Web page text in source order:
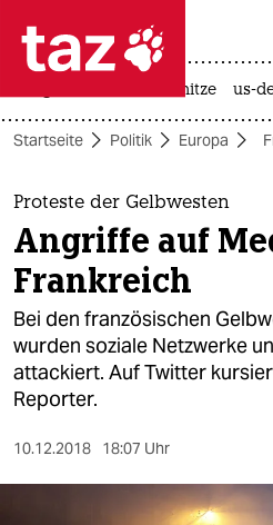
 taz zahl
taz zahl ich
themen
politik
öko
gesellschaft
kultur
sport
hitze us-
Startseite Politik Europa
Proteste der Gelbwesten
Angriffe auf
Frankreich
Bei den französischen
wurden soziale Netzwerke
attackiert. Auf Twitter
Reporter.
10.12.2018 18:07 Uhr